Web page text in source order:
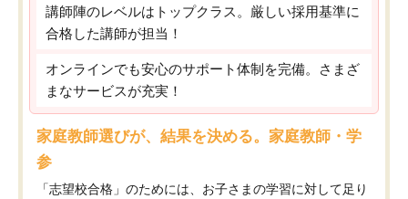
講師陣のレベルはトップクラス。厳しい採用基準に
合格した講師が担当！
オンラインでも安心のサポート体制を完備。さまざ
まなサービスが充実！
家庭教師選びが、結果を決める。家庭教師・学
参
「志望校合格」のためには、お子さまの学習に対して足り